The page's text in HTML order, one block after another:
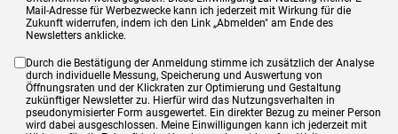
Mail-Adresse für Werbezwecke kann ich jederzeit mit Wirkung für die
Zukunft widerrufen, indem ich den Link „Abmelden" am Ende des
Newsletters anklicke.
Durch die Bestätigung der Anmeldung stimme ich zusätzlich der Analyse
durch individuelle Messung, Speicherung und Auswertung von
Öffnungsraten und der Klickraten zur Optimierung und Gestaltung
zukünftiger Newsletter zu. Hierfür wird das Nutzungsverhalten in
pseudonymisierter Form ausgewertet. Ein direkter Bezug zu meiner Person
wird dabei ausgeschlossen. Meine Einwilligungen kann ich jederzeit mit